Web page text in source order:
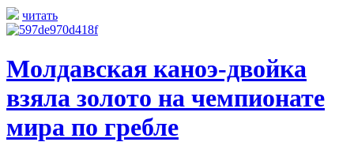
читать
Молдавская каноэ-двойка
взяла золото на чемпионате
мира по гребле